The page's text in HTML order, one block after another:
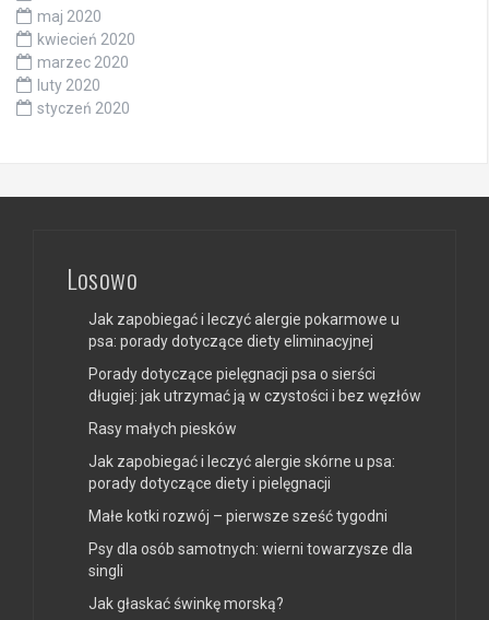
maj 2020
kwiecień 2020
marzec 2020
luty 2020
styczeń 2020
Losowo
Jak zapobiegać i leczyć alergie pokarmowe u
psa: porady dotyczące diety eliminacyjnej
Porady dotyczące pielęgnacji psa o sierści
długiej: jak utrzymać ją w czystości i bez węzłów
Rasy małych piesków
Jak zapobiegać i leczyć alergie skórne u psa:
porady dotyczące diety i pielęgnacji
Małe kotki rozwój – pierwsze sześć tygodni
Psy dla osób samotnych: wierni towarzysze dla
singli
Jak głaskać świnkę morską?